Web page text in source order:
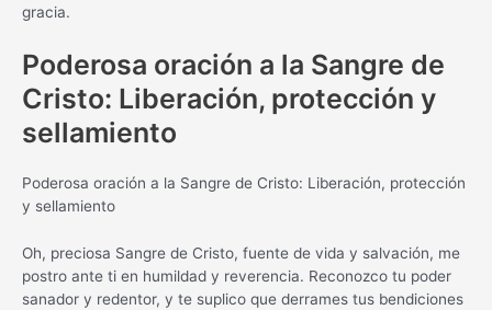
gracia.
Poderosa oración a la Sangre de
Cristo: Liberación, protección y
sellamiento
Poderosa oración a la Sangre de Cristo: Liberación, protección
y sellamiento
Oh, preciosa Sangre de Cristo, fuente de vida y salvación, me
postro ante ti en humildad y reverencia. Reconozco tu poder
sanador y redentor, y te suplico que derrames tus bendiciones